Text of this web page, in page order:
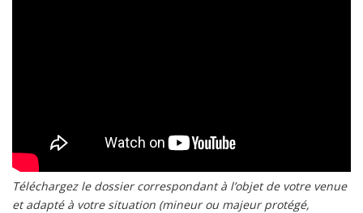
Téléchargez le dossier correspondant à l’objet de votre venue
et adapté à votre situation (mineur ou majeur protégé,